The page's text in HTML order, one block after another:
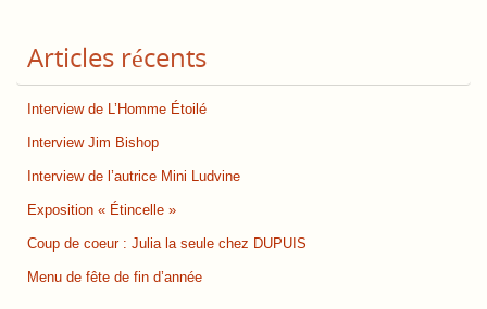
Articles récents
Interview de L’Homme Étoilé
Interview Jim Bishop
Interview de l’autrice Mini Ludvine
Exposition « Étincelle »
Coup de coeur : Julia la seule chez DUPUIS
Menu de fête de fin d’année